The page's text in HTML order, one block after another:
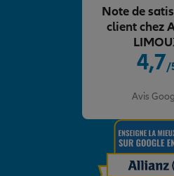
Placements financiers
Investissements immobiliers
Transmission
Départ à la retraite
Préparer l’avenir
Assurance habitation
Le Pack Famille
Allianz en France
4,7/
Avis
Note de
client chez